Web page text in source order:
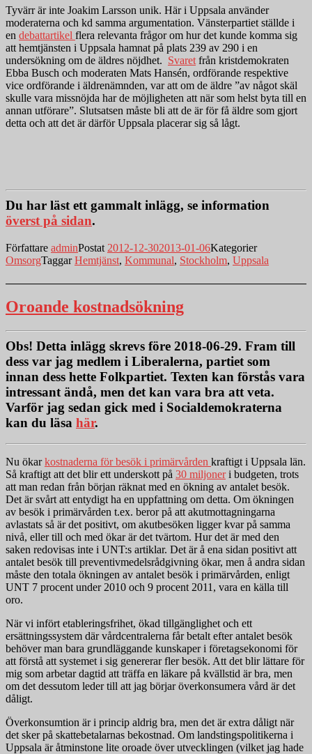
Tyvärr är inte Joakim Larsson unik. Här i Uppsala använder
moderaterna och kd samma argumentation. Vänsterpartiet ställde i
en debattartikel flera relevanta frågor om hur det kunde komma sig
att hemtjänsten i Uppsala hamnat på plats 239 av 290 i en
undersökning om de äldres nöjdhet. Svaret från kristdemokraten
Ebba Busch och moderaten Mats Hansén, ordförande respektive
vice ordförande i äldrenämnden, var att om de äldre ”av något skäl
skulle vara missnöjda har de möjligheten att när som helst byta till en
annan utförare”. Slutsatsen måste bli att de är för få äldre som gjort
detta och att det är därför Uppsala placerar sig så lågt.
Du har läst ett gammalt inlägg, se information
överst på sidan.
Författare adminPostat 2012-12-302013-01-06Kategorier
OmsorgTaggarHemtjänst, Kommunal, Stockholm, Uppsala
Oroande kostnadsökning
Obs! Detta inlägg skrevs före 2018-06-29. Fram till
dess var jag medlem i Liberalerna, partiet som
innan dess hette Folkpartiet. Texten kan förstås vara
intressant ändå, men det kan vara bra att veta.
Varför jag sedan gick med i Socialdemokraterna
kan du läsa här.
Nu ökarkostnaderna för besök i primärvården kraftigt i Uppsala län.
Så kraftigt att det blir ett underskott på 30 miljoneri budgeten, trots
att man redan från början räknat med en ökning av antalet besök.
Det är svårt att entydigt ha en uppfattning om detta. Om ökningen
av besök i primärvården t.ex. beror på att akutmottagningarna
avlastats så är det positivt, om akutbesöken ligger kvar på samma
nivå, eller till och med ökar är det tvärtom. Hur det är med den
saken redovisas inte i UNT:s artiklar. Det är å ena sidan positivt att
antalet besök till preventivmedelsrådgivning ökar, men å andra sidan
måste den totala ökningen av antalet besök i primärvården, enligt
UNT 7 procent under 2010 och 9 procent 2011, vara en källa till
oro.
När vi infört etableringsfrihet, ökad tillgänglighet och ett
ersättningssystem där vårdcentralerna får betalt efter antalet besök
behöver man bara grundläggande kunskaper i företagsekonomi för
att förstå att systemet i sig genererar fler besök. Att det blir lättare för
mig som arbetar dagtid att träffa en läkare på kvällstid är bra, men
om det dessutom leder till att jag börjar överkonsumera vård är det
dåligt.
Överkonsumtion är i princip aldrig bra, men det är extra dåligt när
det sker på skattebetalarnas bekostnad. Om landstingspolitikerna i
Uppsala är åtminstone lite oroade över utvecklingen (vilket jag hade